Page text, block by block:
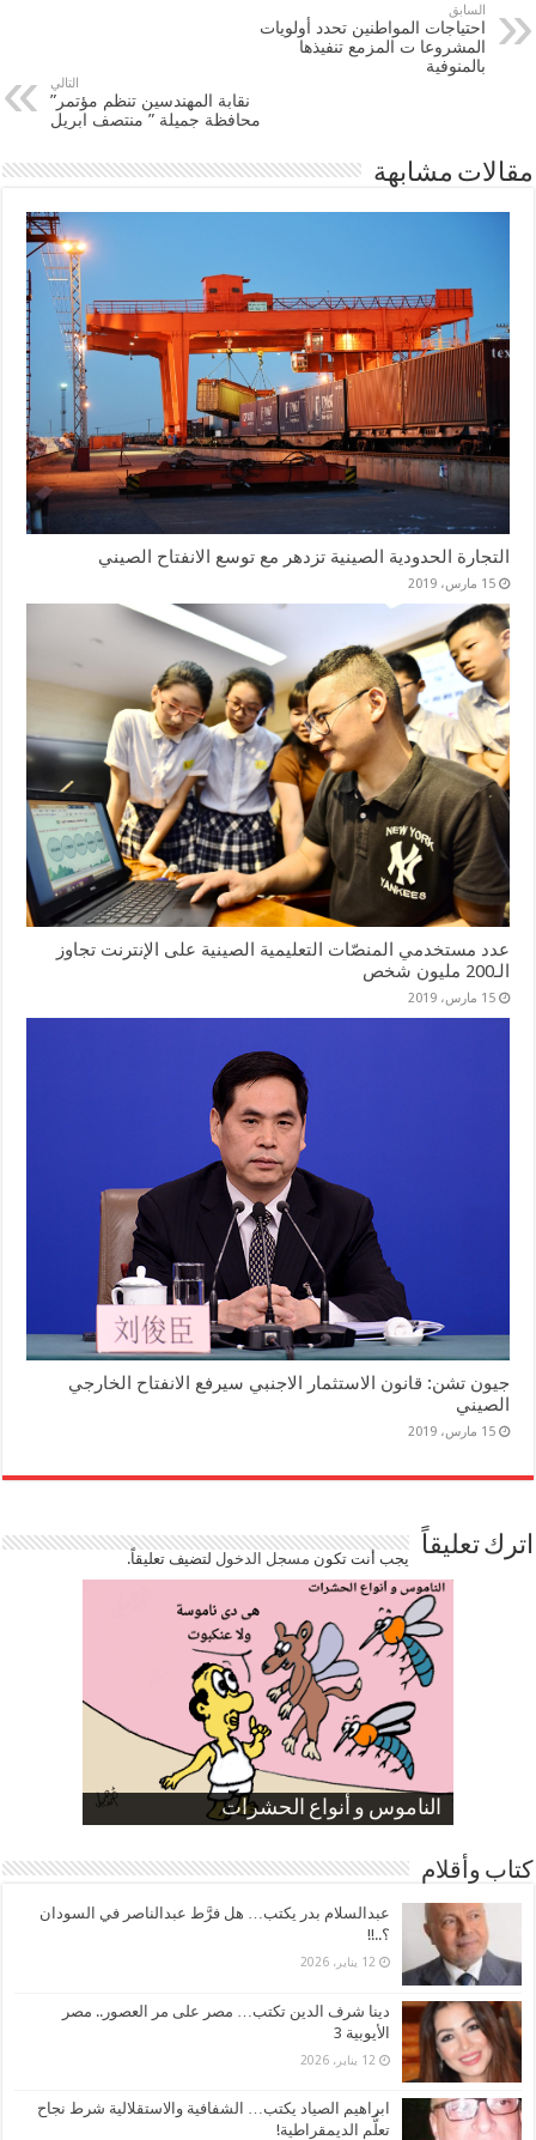
السابق
احتياجات المواطنين تحدد أولويات
المشروعا ت المزمع تنفيذها
بالمنوفية
التالي
نقابة المهندسين تنظم مؤتمر”
محافظة جميلة ” منتصف ابريل
مقالات مشابهة
التجارة الحدودية الصينية تزدهر مع توسع الانفتاح الصيني
15 مارس، 2019
عدد مستخدمي المنصّات التعليمية الصينية على الإنترنت تجاوز
الـ200 مليون شخص
15 مارس، 2019
جيون تشن: قانون الاستثمار الاجنبي سيرفع الانفتاح الخارجي
الصيني
15 مارس، 2019
اترك تعليقاً يجب أنت تكون مسجل الدخوللتضيف تعليقاً.
الناموس و أنواع الحشرات
الموظفين بعد ارتفاع الأسعار
ارتفاع نسبة الطلاق في مصر
صورة كاركاتيرية
صورة كاركاتيرية
كتاب وأقلام
عبدالسلام بدر يكتب… هل فرَّط عبدالناصر في السودان
؟..!!
12 يناير، 2026
دينا شرف الدين تكتب… مصر على مر العصور.. مصر
الأيوبية 3
12 يناير، 2026
ابراهيم الصياد يكتب… الشفافية والاستقلالية شرط نجاح
تعلُّم الديمقراطية!